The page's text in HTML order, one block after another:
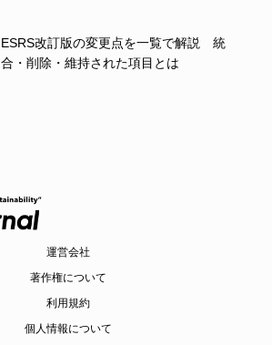
ESRS改訂版の変更点を一覧で解説 統
合・削除・維持された項目とは
運営会社
著作権について
利用規約
個人情報について